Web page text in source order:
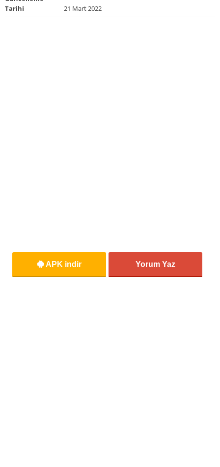
Tarihi
21 Mart 2022
APK indir Yorum Yaz